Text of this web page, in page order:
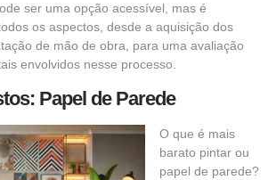
ser uma opção acessível, mas é
os aspectos, desde a aquisição dos
de mão de obra, para uma avaliação
envolvidos nesse processo.
Papel de Parede
O que é mais
barato pintar ou
papel de parede?